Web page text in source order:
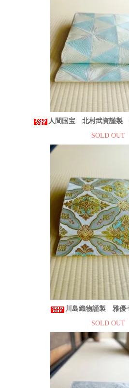
人間国宝 北村武資謹製
SOLD OUT
川島織物謹製 雅
SOLD OUT